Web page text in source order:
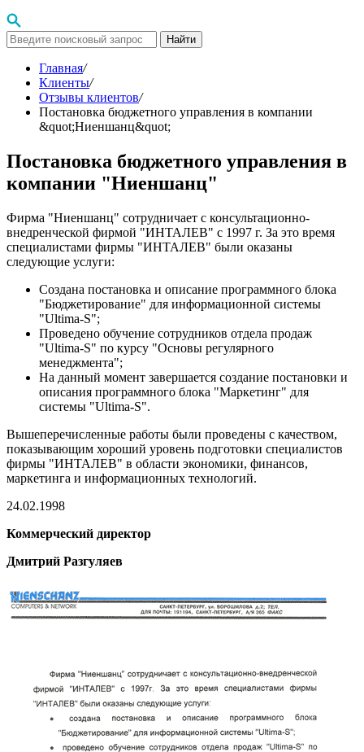
Найти
Главная/
Клиенты/
Отзывы клиентов/
Постановка бюджетного управления в компании
&quot;Ниеншанц&quot;
Постановка бюджетного управления в
компании "Ниеншанц"
Фирма "Ниеншанц" сотрудничает с консультационно-
внедренческой фирмой "ИНТАЛЕВ" с 1997 г. За это время
специалистами фирмы "ИНТАЛЕВ" были оказаны
следующие услуги:
Создана постановка и описание программного блока
"Бюджетирование" для информационной системы
"Ultima-S";
Проведено обучение сотрудников отдела продаж
"Ultima-S" по курсу "Основы регулярного
менеджмента";
На данный момент завершается создание постановки и
описания программного блока "Маркетинг" для
системы "Ultima-S".
Вышеперечисленные работы были проведены с качеством,
показывающим хороший уровень подготовки специалистов
фирмы "ИНТАЛЕВ" в области экономики, финансов,
маркетинга и информационных технологий.
24.02.1998
Коммерческий директор
Дмитрий Разгуляев